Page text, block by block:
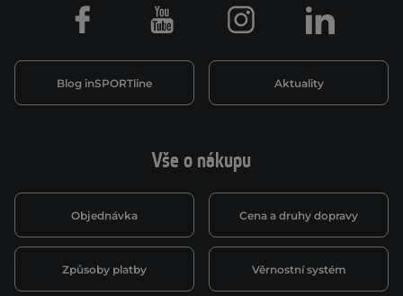
Vše o nákupu
Objednávka Cena a druhy dopravy
Způsoby platby Věrnostní systém
Blog inSPORTline Aktuality
Facebook Youtube Instagram LinkedIn